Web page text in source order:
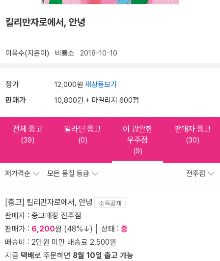
킬리만자로에서, 안녕
이옥수(지은이) 비룡소 2018-10-10
정가 12,000원 새상품보기
판매가 10,800원 + 마일리지 600점
전체 중고
(39)
알라딘 중고
(0)
이 광활한
우주점
(9)
판매자 중고
(30)
저가격순 모든 품질 등급 전주점
[중고] 킬리만자로에서, 안녕 소득공제
판매자 : 중고매장 전주점
판매가 : 6,200원 (48%↓) │ 상태 : 중
배송비 : 2만원 미만 배송료 2,500원
지금 택배로 주문하면 8월 10일 출고 가능